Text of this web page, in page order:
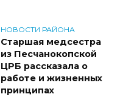
НОВОСТИ РАЙОНА
Старшая медсестра
из Песчанокопской
ЦРБ рассказала о
работе и жизненных
принципах